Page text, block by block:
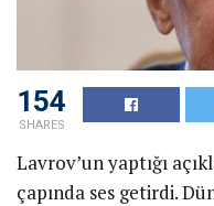
154
SHARES
Lavrov’un yaptığı
çapında ses getirdi.